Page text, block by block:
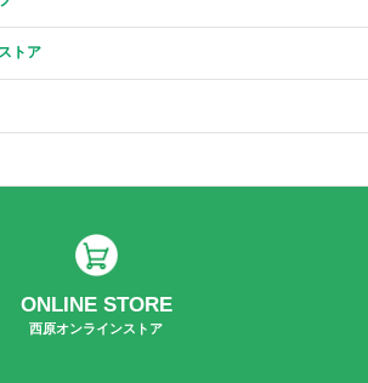
トア
ONLINE STORE
西原オンラインストア